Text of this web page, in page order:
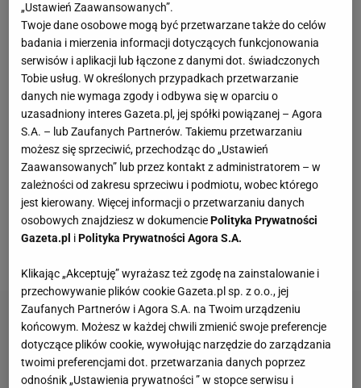
Minęło już blisko pięć lat od wypadku narciarskiego
we francuskich Alpach, w którymMichael
Schumacherniemal stracił życie. Siedmiokrotny
mistrz świata uderzył głową w głaz, długie tygodnie
pozostawał w śpiączce, przeszedł liczne operacje, a
potem został przeniesiony do swojego domu pod
Genewą, gdzie przechodzi rehabilitację. Jego stan
zdrowia jest utrzymywany w tajemnicy. Rodzina i
przyjaciele milczą, ci, którzy próbują puścić parę z
ust, szybko wypadają z kręgu bliskich osób, a
„Ustawień Zaawansowanych”.
Twoje dane osobowe mogą być przetwarzane także do celów
badania i mierzenia informacji dotyczących funkcjonowania
serwisów i aplikacji lub łączone z danymi dot. świadczonych
Tobie usług. W określonych przypadkach przetwarzanie
danych nie wymaga zgody i odbywa się w oparciu o
uzasadniony interes Gazeta.pl, jej spółki powiązanej – Agora
S.A. – lub Zaufanych Partnerów. Takiemu przetwarzaniu
możesz się sprzeciwić, przechodząc do „Ustawień
Zaawansowanych” lub przez kontakt z administratorem – w
zależności od zakresu sprzeciwu i podmiotu, wobec którego
jest kierowany. Więcej informacji o przetwarzaniu danych
osobowych znajdziesz w dokumenciePolityka Prywatności
Gazeta.pl iPolityka Prywatności Agora S.A.
Klikając „Akceptuję” wyrażasz też zgodę na zainstalowanie i
przechowywanie plików cookie Gazeta.pl sp. z o.o., jej
Zaufanych Partnerów i Agora S.A. na Twoim urządzeniu
końcowym. Możesz w każdej chwili zmienić swoje preferencje
dotyczące plików cookie, wywołując narzędzie do zarządzania
twoimi preferencjami dot. przetwarzania danych poprzez
odnośnik „Ustawienia prywatności ” w stopce serwisu i